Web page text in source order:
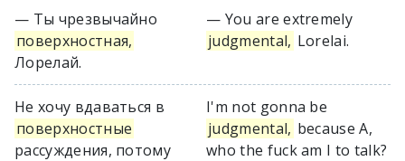
— Ты чрезвычайно
поверхностная,
Лорелай.
— You are extremely
judgmental, Lorelai.
Не хочу вдаваться в
поверхностные
рассуждения, потому
I'm not gonna be
judgmental, because A,
who the fuck am I to talk?